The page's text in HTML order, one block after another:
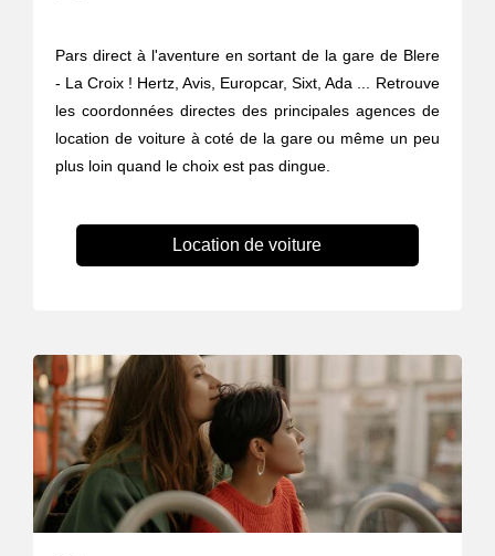
Pars direct à l'aventure en sortant de la gare de Blere
- La Croix ! Hertz, Avis, Europcar, Sixt, Ada ... Retrouve
les coordonnées directes des principales agences de
location de voiture à coté de la gare ou même un peu
plus loin quand le choix est pas dingue.
Location de voiture